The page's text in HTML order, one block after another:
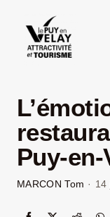
contenu
INVESTIR EN
ÉTUDIER EN
Puy-
MARCON Tom · 14